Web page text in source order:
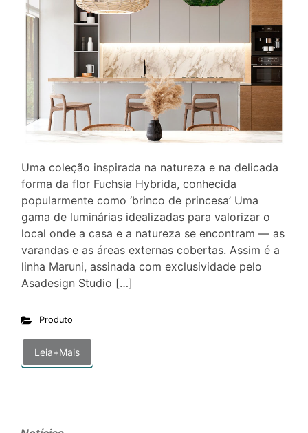
Uma coleção inspirada na natureza e na delicada
forma da flor Fuchsia Hybrida, conhecida
popularmente como ‘brinco de princesa’ Uma
gama de luminárias idealizadas para valorizar o
local onde a casa e a natureza se encontram — as
varandas e as áreas externas cobertas. Assim é a
linha Maruni, assinada com exclusividade pelo
Asadesign Studio […]
Produto
Leia+Mais